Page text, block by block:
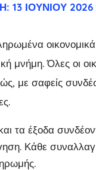
ΙΟΥΝΊΟΥ 2026
μνήμη. Όλες οι
με σαφείς
τα έξοδα
Κάθε